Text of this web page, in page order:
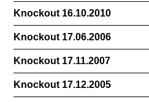
Knockout 16.10.2010
Knockout 17.06.2006
Knockout 17.11.2007
Knockout 17.12.2005